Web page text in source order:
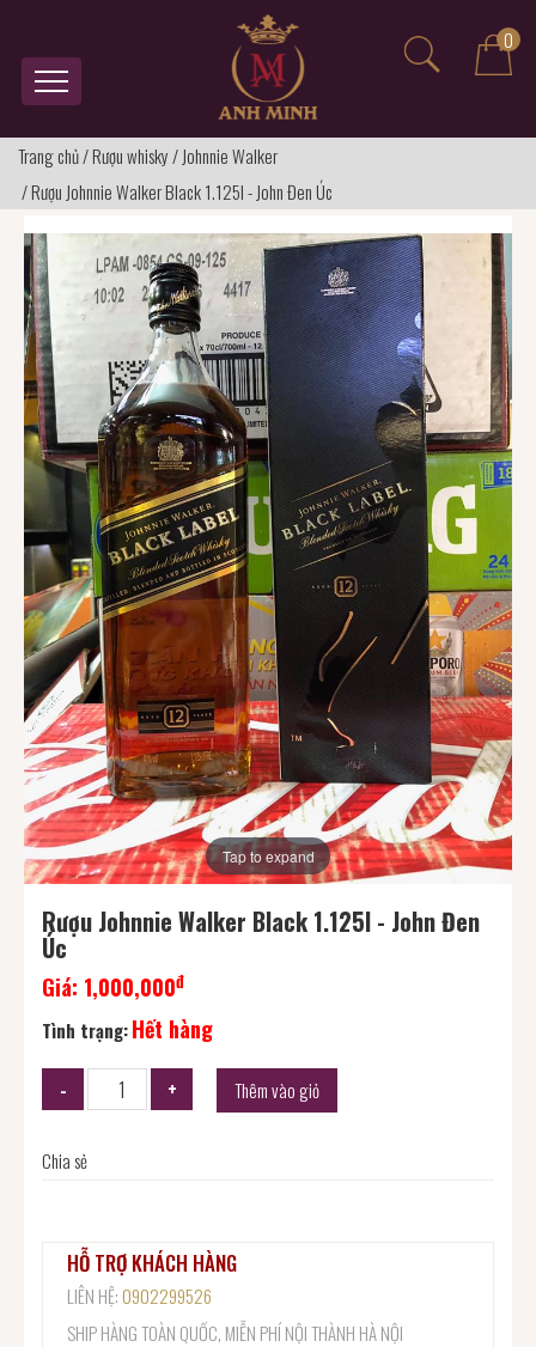
0
Trang chủ/Rượu whisky/Johnnie Walker
/Rượu Johnnie Walker Black 1.125l - John Đen Úc
Tap to expand
Rượu Johnnie Walker Black 1.125l - John Đen
Úc
Giá: 1,000,000đ
Tình trạng:Hết hàng
Thêm vào giỏ
Chia sẻ
HỖ TRỢ KHÁCH HÀNG
LIÊN HỆ:0902299526
SHIP HÀNG TOÀN QUỐC, MIỄN PHÍ NỘI THÀNH HÀ NỘI